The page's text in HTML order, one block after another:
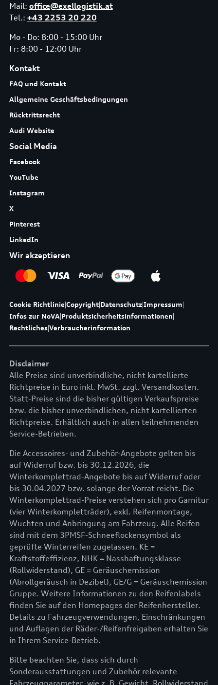
Mail: office@exellogistik.at
Tel.: +43 2253 20 220
Mo - Do: 8:00 - 15:00 Uhr
Fr: 8:00 - 12:00 Uhr
Kontakt
FAQ und Kontakt
Allgemeine Geschäftsbedingungen
Rücktrittsrecht
Audi Website
Social Media
Facebook
YouTube
Instagram
X
Pinterest
LinkedIn
Wir akzeptieren
Cookie Richtlinie|Copyright|Datenschutz|Impressum|
Infos zur NoVA|Produktsicherheitsinformationen|
Rechtliches|Verbraucherinformation
Disclaimer
Alle Preise sind unverbindliche, nicht kartellierte
Richtpreise in Euro inkl. MwSt. zzgl. Versandkosten.
Statt-Preise sind die bisher gültigen Verkaufspreise
bzw. die bisher unverbindlichen, nicht kartellierten
Richtpreise. Erhältlich auch in allen teilnehmenden
Service-Betrieben.
Die Accessoires- und Zubehör-Angebote gelten bis
auf Widerruf bzw. bis 30.12.2026, die
Winterkomplettrad-Angebote bis auf Widerruf oder
bis 30.04.2027 bzw. solange der Vorrat reicht. Die
Winterkomplettrad-Preise verstehen sich pro Garnitur
(vier Winterkompletträder), exkl. Reifenmontage,
Wuchten und Anbringung am Fahrzeug. Alle Reifen
sind mit dem 3PMSF-Schneeflockensymbol als
geprüfte Winterreifen zugelassen. KE =
Kraftstoffeffizienz, NHK = Nasshaftungsklasse
(Rollwiderstand), GE = Geräuschemission
(Abrollgeräusch in Dezibel), GE/G = Geräuschemission
Gruppe. Weitere Informationen zu den Reifenlabels
finden Sie auf den Homepages der Reifenhersteller.
Details zu Fahrzeugverwendungen, Einschränkungen
und Auflagen der Räder-/Reifenfreigaben erhalten Sie
in Ihrem Service-Betrieb.
Bitte beachten Sie, dass sich durch
Sonderausstattungen und Zubehör relevante
Fahrzeugparameter, wie z. B. Gewicht, Rollwiderstand